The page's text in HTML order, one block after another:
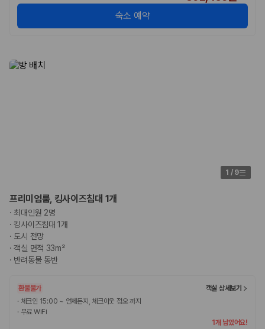
동일한 차량이라도 보험 조건에 따라 실제 부담 금액이 달라질 수 있습니
일반자차:
20,871,562명
사용자 리뷰
175,206건
예약 가능 차량
67,123
전국 렌트카 지점
1,829개
제주렌트카 가격비교 자주 묻는 질문
Q. 제주렌트카 가격비교는 카모아에서 어떻게 하나요?
숙소 예약
1 / 9
프리미엄룸, 킹사이즈침대 1개
· 최대인원 2명
·킹사이즈침대 1개
· 도시 전망
·객실 면적 33m²
· 반려동물 동반
환불불가
객실 상세보기
· 체크인 15:00 ~ 언제든지, 체크아웃 정오 까지
· 무료 WiFi
1개 남았어요!